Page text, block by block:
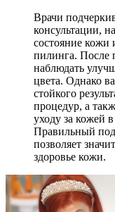
Врачи
консультации,
состояние кожи
пилинга. После
наблюдать
цвета. Однако
стойкого
процедур, а
уходу за кожей
Правильный
позволяет
здоровье кожи.